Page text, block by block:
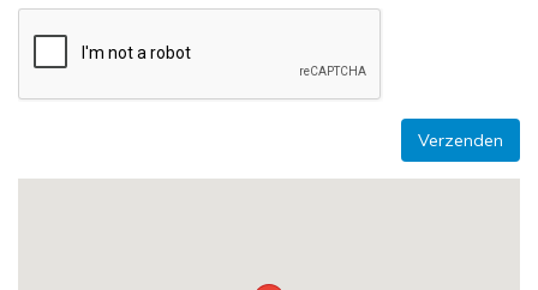
Verzenden